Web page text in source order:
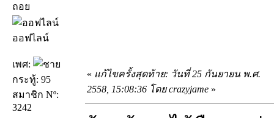
ถอย
ออฟไลน์
เพศ:
กระทู้: 95
สมาชิก Nº:
3242
« แก้ไขครั้งสุดท้าย: วันที่ 25 กันยายน พ.ศ.
2558, 15:08:36 โดย crazyjame »